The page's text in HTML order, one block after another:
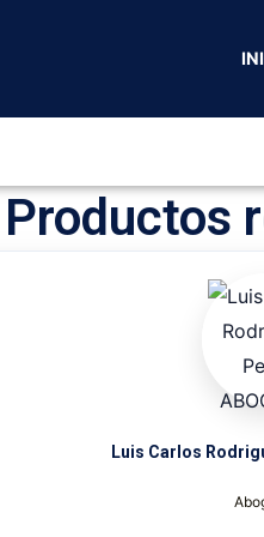
Productos
Luis Carlos